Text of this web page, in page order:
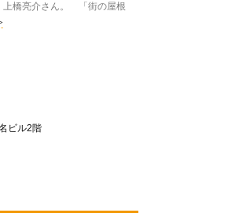
上橋亮介さん。 「街の屋根
ビル2階